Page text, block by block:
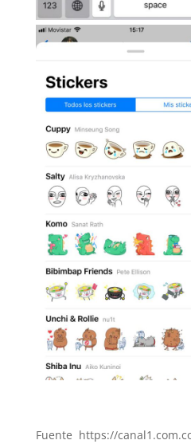
Fuente https://